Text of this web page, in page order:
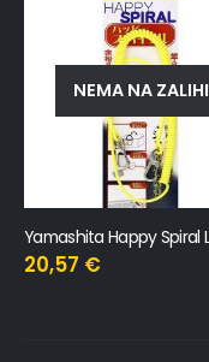
NEMA NA ZALIHI
Yamashita Egi Stocker S
36,50€